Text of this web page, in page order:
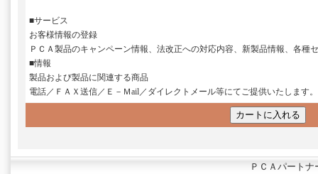
■サービス
お客様情報の登録
ＰＣＡ製品のキャンペーン情報、法改正への対応内容、新製品情報、各種
■情報
製品および製品に関連する商品
電話／ＦＡＸ送信／Ｅ－Ｍail／ダイレクトメール等にてご提供いたします。
ＰＣＡパート